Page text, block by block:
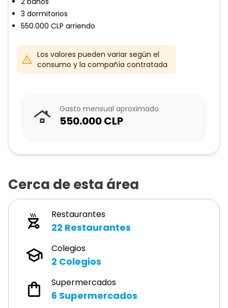
3 dormitorios
550.000 CLP arriendo
Los valores pueden variar según el
consumo y la compañía contratada
Gasto mensual aproximado
550.000CLP
Cerca de esta área
Restaurantes
22 Restaurantes
Colegios
2 Colegios
Supermercados
6 Supermercados